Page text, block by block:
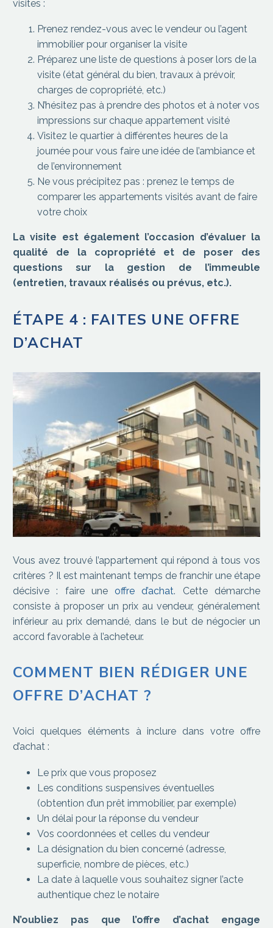
visites :
Prenez rendez-vous avec le vendeur ou l’agent
immobilier pour organiser la visite
Préparez une liste de questions à poser lors de la
visite (état général du bien, travaux à prévoir,
charges de copropriété, etc.)
N’hésitez pas à prendre des photos et à noter vos
impressions sur chaque appartement visité
Visitez le quartier à différentes heures de la
journée pour vous faire une idée de l’ambiance et
de l’environnement
Ne vous précipitez pas : prenez le temps de
comparer les appartements visités avant de faire
votre choix
La visite est également l’occasion d’évaluer la
qualité de la copropriété et de poser des
questions sur la gestion de l’immeuble
(entretien, travaux réalisés ou prévus, etc.).
ÉTAPE 4 : FAITES UNE OFFRE
D’ACHAT
Vous avez trouvé l’appartement qui répond à tous vos
critères ? Il est maintenant temps de franchir une étape
décisive : faire uneoffre d’achat. Cette démarche
consiste à proposer un prix au vendeur, généralement
inférieur au prix demandé, dans le but de négocier un
accord favorable à l’acheteur.
COMMENT BIEN RÉDIGER UNE
OFFRE D’ACHAT ?
Voici quelques éléments à inclure dans votre offre
d’achat :
Le prix que vous proposez
Les conditions suspensives éventuelles
(obtention d’un prêt immobilier, par exemple)
Un délai pour la réponse du vendeur
Vos coordonnées et celles du vendeur
La désignation du bien concerné (adresse,
superficie, nombre de pièces, etc.)
La date à laquelle vous souhaitez signer l’acte
authentique chez le notaire
N’oubliez pas que l’offre d’achat engage